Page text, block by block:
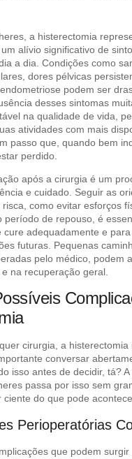
a histerectomia
alívio significativo de
a dia. Condições como
dores pélvicas
podem ser
desses sintomas
na qualidade de vida,
atividades com mais
passo que, quando bem
perdido.
após a cirurgia é um
e cuidado. Seguir as
risca, como evitar esforços
período de repouso, é
cure adequadamente e
futuras. Pequenas
pelo médico, podem
na recuperação geral.
cirurgia, a
conversar
isso antes de decidir, tá?
passa por isso sem
ciente do que pode
Perioperatórias
que podem